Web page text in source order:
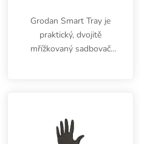
Grodan Smart Tray je
praktický, dvojitě
mřížkovaný sadbovač
dokonalé podmínky až
pro 78...